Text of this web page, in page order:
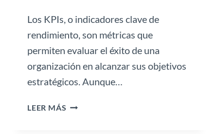
Los KPIs, o indicadores clave de
rendimiento, son métricas que
permiten evaluar el éxito de una
organización en alcanzar sus objetivos
estratégicos. Aunque…
LEER MÁS